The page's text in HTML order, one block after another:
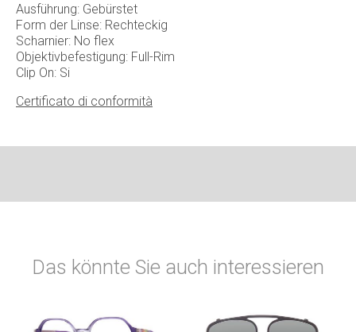
Ausführung: Gebürstet
Form der Linse: Rechteckig
Scharnier: No flex
Objektivbefestigung: Full-Rim
Clip On: Si
Certificato di conformità
Das könnte Sie auch interessieren